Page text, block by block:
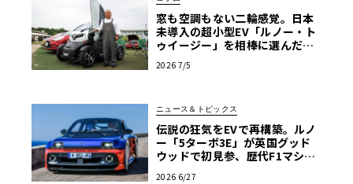
窓も空調もない二輪感覚。日本
未導入の超小型EV「ルノー・ト
ゥイージー」を相棒に選んだ理
2026 7/5
ニュース＆トピックス
伝説の狂気をEVで再構築。ルノ
ー「5ターボ3E」が英国グッド
ウッドで初見参、歴代F1マシン
2026 6/27